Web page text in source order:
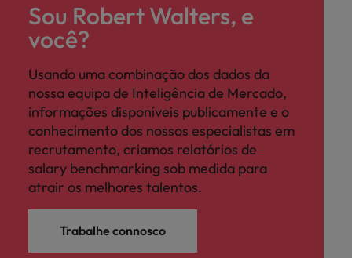
Sou Robert Walters, e
você?
Usando uma combinação dos dados da
nossa equipa de Inteligência de Mercado,
informações disponíveis publicamente e o
conhecimento dos nossos especialistas em
recrutamento, criamos relatórios de
salary benchmarking sob medida para
atrair os melhores talentos.
Trabalhe connosco